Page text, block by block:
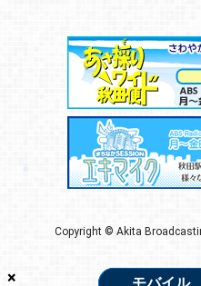
×
Copyright © Akita